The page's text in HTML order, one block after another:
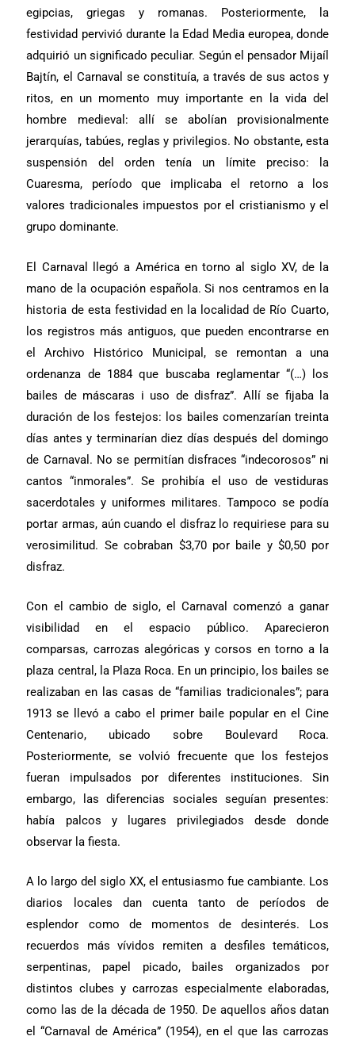
egipcias, griegas y romanas. Posteriormente, la
festividad pervivió durante la Edad Media europea, donde
adquirió un significado peculiar. Según el pensador Mijaíl
Bajtín, el Carnaval se constituía, a través de sus actos y
ritos, en un momento muy importante en la vida del
hombre medieval: allí se abolían provisionalmente
jerarquías, tabúes, reglas y privilegios. No obstante, esta
suspensión del orden tenía un límite preciso: la
Cuaresma, período que implicaba el retorno a los
valores tradicionales impuestos por el cristianismo y el
grupo dominante.
El Carnaval llegó a América en torno al siglo XV, de la
mano de la ocupación española. Si nos centramos en la
historia de esta festividad en la localidad de Río Cuarto,
los registros más antiguos, que pueden encontrarse en
el Archivo Histórico Municipal, se remontan a una
ordenanza de 1884 que buscaba reglamentar “(…) los
bailes de máscaras i uso de disfraz”. Allí se fijaba la
duración de los festejos: los bailes comenzarían treinta
días antes y terminarían diez días después del domingo
de Carnaval. No se permitían disfraces “indecorosos” ni
cantos “inmorales”. Se prohibía el uso de vestiduras
sacerdotales y uniformes militares. Tampoco se podía
portar armas, aún cuando el disfraz lo requiriese para su
verosimilitud. Se cobraban $3,70 por baile y $0,50 por
disfraz.
Con el cambio de siglo, el Carnaval comenzó a ganar
visibilidad en el espacio público. Aparecieron
comparsas, carrozas alegóricas y corsos en torno a la
plaza central, la Plaza Roca. En un principio, los bailes se
realizaban en las casas de “familias tradicionales”; para
1913 se llevó a cabo el primer baile popular en el Cine
Centenario, ubicado sobre Boulevard Roca.
Posteriormente, se volvió frecuente que los festejos
fueran impulsados por diferentes instituciones. Sin
embargo, las diferencias sociales seguían presentes:
había palcos y lugares privilegiados desde donde
observar la fiesta.
A lo largo del siglo XX, el entusiasmo fue cambiante. Los
diarios locales dan cuenta tanto de períodos de
esplendor como de momentos de desinterés. Los
recuerdos más vívidos remiten a desfiles temáticos,
serpentinas, papel picado, bailes organizados por
distintos clubes y carrozas especialmente elaboradas,
como las de la década de 1950. De aquellos años datan
el “Carnaval de América” (1954), en el que las carrozas